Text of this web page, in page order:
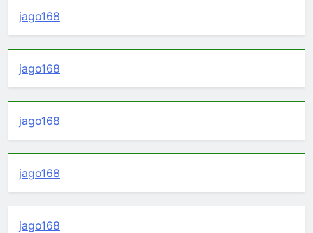
jago168
jago168
jago168
jago168
jago168